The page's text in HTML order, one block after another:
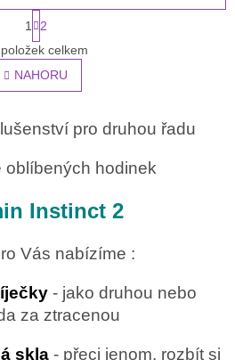
O
v
l
á
a
í
p
v
y
v
p
i
u
t
r
á
n
k
v
á
í
1
2
položek celkem
NAHORU
pro druhou řadu
oblíbených hodinek
Instinct 2
Vás nabízíme :
- jako druhou nebo
za ztracenou
skla - přeci jenom, rozbít si